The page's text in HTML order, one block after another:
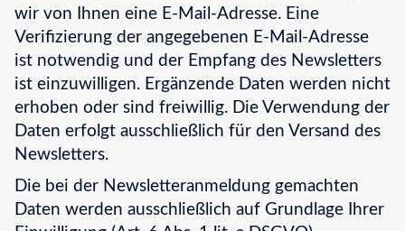
wir von Ihnen eine E-Mail-Adresse. Eine
Verifizierung der angegebenen E-Mail-Adresse
ist notwendig und der Empfang des Newsletters
ist einzuwilligen. Ergänzende Daten werden nicht
erhoben oder sind freiwillig. Die Verwendung der
Daten erfolgt ausschließlich für den Versand des
Newsletters.
Die bei der Newsletteranmeldung gemachten
Daten werden ausschließlich auf Grundlage Ihrer